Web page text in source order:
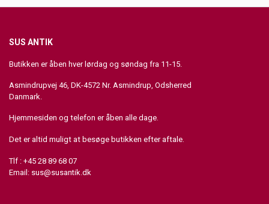
SUS ANTIK
Butikken er åben hver lørdag og søndag fra 11-15.
Asmindrupvej 46, DK-4572 Nr. Asmindrup, Odsherred
Danmark.
Hjemmesiden og telefon er åben alle dage.
Det er altid muligt at besøge butikken efter aftale.
Tlf : +45 28 89 68 07
Email: sus@susantik.dk